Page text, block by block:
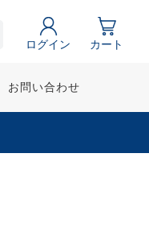
ログイン カート
お問い合わせ